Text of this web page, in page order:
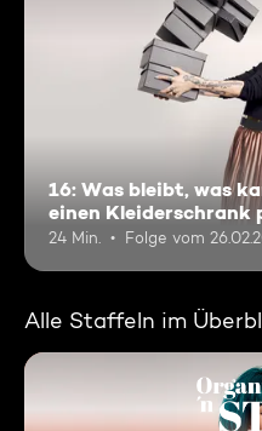
16: Was bleibt, was
einen Kleiderschrank
24 Min. Folge vom
Alle Staffeln im